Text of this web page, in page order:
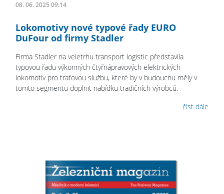
08. 06. 2025 09:14
Lokomotivy nové typové řady EURO
DuFour od firmy Stadler
Firma Stadler na veletrhu transport logistic představila
typovou řadu výkonných čtyřnápravových elektrických
lokomotiv pro traťovou službu, které by v budoucnu měly v
tomto segmentu doplnit nabídku tradičních výrobců.
číst dále